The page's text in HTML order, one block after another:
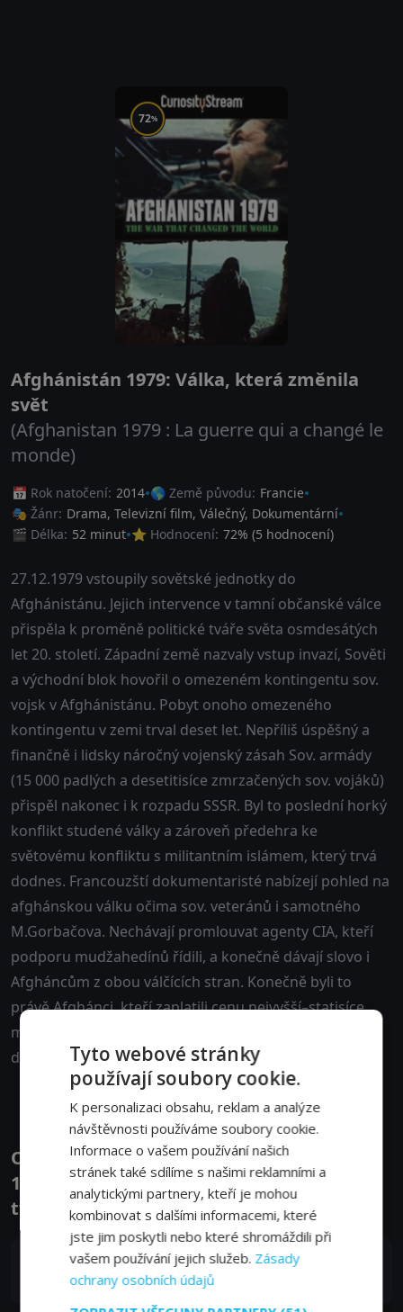
72%
Afghánistán 1979: Válka, která změnila
svět
(Afghanistan 1979 : La guerre qui a changé le
monde)
📅 Rok natočení: 2014 🌎 Země původu: Francie
🎭 Žánr: Drama, Televizní film, Válečný, Dokumentární
🎬 Délka: 52 minut ⭐ Hodnocení: 72% (5 hodnocení)
27.12.1979 vstoupily sovětské jednotky do
Afghánistánu. Jejich intervence v tamní občanské válce
přispěla k proměně politické tváře světa osmdesátých
let 20. století. Západní země nazvaly vstup invazí, Sověti
a východní blok hovořil o omezeném kontingentu sov.
vojsk v Afghánistánu. Pobyt onoho omezeného
kontingentu v zemi trval deset let. Nepříliš úspěšný a
finančně i lidsky náročný vojenský zásah Sov. armády
(15 000 padlých a desetitisíce zmrzačených sov. vojáků)
přispěl nakonec i k rozpadu SSSR. Byl to poslední horký
konflikt studené války a zároveň předehra ke
světovému konfliktu s militantním islámem, který trvá
dodnes. Francouzští dokumentaristé nabízejí pohled na
afghánskou válku očima sov. veteránů i samotného
M.Gorbačova. Nechávají promlouvat agenty CIA, kteří
podporu mudžahedínů řídili, a konečně dávají slovo i
Afgháncům z obou válčících stran. Konečně byli to
právě Afghánci, kteří zaplatili cenu nejvyšší–statisíce
mrtvých a miliony lidí, kteří museli odejít ze svých
domovů.
Obsazení filmu nebo pořadu Afghánistán
1979: Válka, která změnila svět - Herci a
tvůrci
Hester Wilcox
Narrator
Tyto webové stránky
používají soubory cookie.
K personalizaci obsahu, reklam a analýze
návštěvnosti používáme soubory cookie.
Informace o vašem používání našich
stránek také sdílíme s našimi reklamními a
analytickými partnery, kteří je mohou
kombinovat s dalšími informacemi, které
jste jim poskytli nebo které shromáždili při
vašem používání jejich služeb. Zásady
ochrany osobních údajů